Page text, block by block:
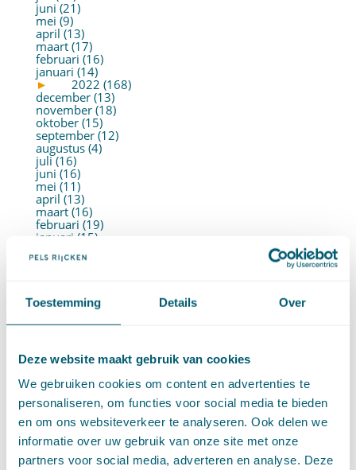
Toestemming Details Over
Deze website maakt gebruik van cookies
We gebruiken cookies om content en advertenties te
personaliseren, om functies voor social media te bieden
en om ons websiteverkeer te analyseren. Ook delen we
informatie over uw gebruik van onze site met onze
partners voor social media, adverteren en analyse. Deze
juni (21)
mei (9)
april (13)
maart (17)
februari (16)
januari (14)
►
2022 (168)
december (13)
november (18)
oktober (15)
september (12)
augustus (4)
juli (16)
juni (16)
mei (11)
april (13)
maart (16)
februari (19)
januari (15)
►
2021 (123)
december (15)
september (4)
augustus (7)
juli (4)
mei (6)
april (11)
maart (14)
februari (11)
januari (15)
2020 (154)
december (6)
november (14)
oktober (14)
september (8)